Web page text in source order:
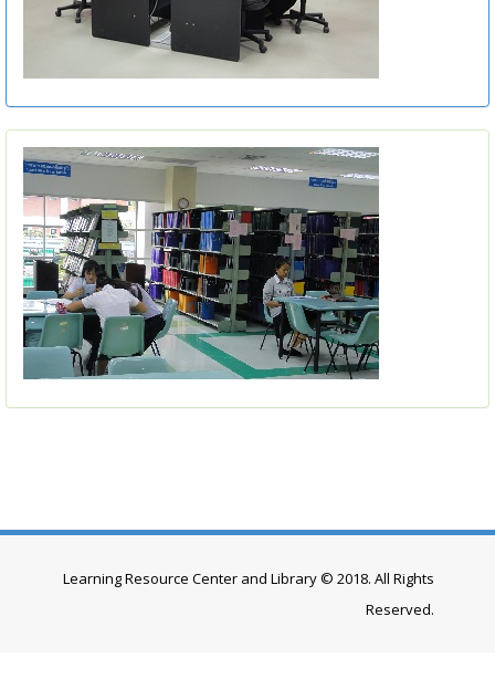
Learning Resource Center and Library © 2018. All Rights
Reserved.